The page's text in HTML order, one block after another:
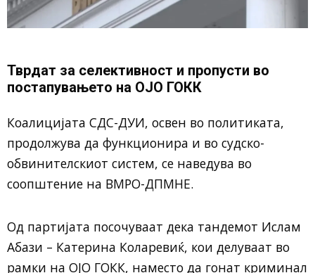
Тврдат за селективност и пропусти во
постапувањето на ОЈО ГОКК
Коалицијата СДС-ДУИ, освен во политиката,
продолжува да функционира и во судско-
обвинителскиот систем, се наведува во
соопштение на ВМРО-ДПМНЕ.
Од партијата посочуваат дека тандемот Ислам
Абази – Катерина Коларевиќ, кои делуваат во
рамки на ОЈО ГОКК, наместо да гонат криминал